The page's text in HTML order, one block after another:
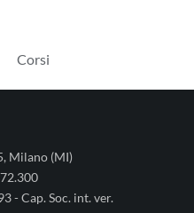
Corsi
Milano (MI)
- Cap. Soc. int. ver.